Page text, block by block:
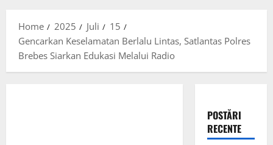
Home 2025 Juli
15
Gencarkan Keselamatan Berlalu Lintas, Satlantas Polres
Brebes Siarkan Edukasi Melalui Radio
POSTĂRI
RECENTE